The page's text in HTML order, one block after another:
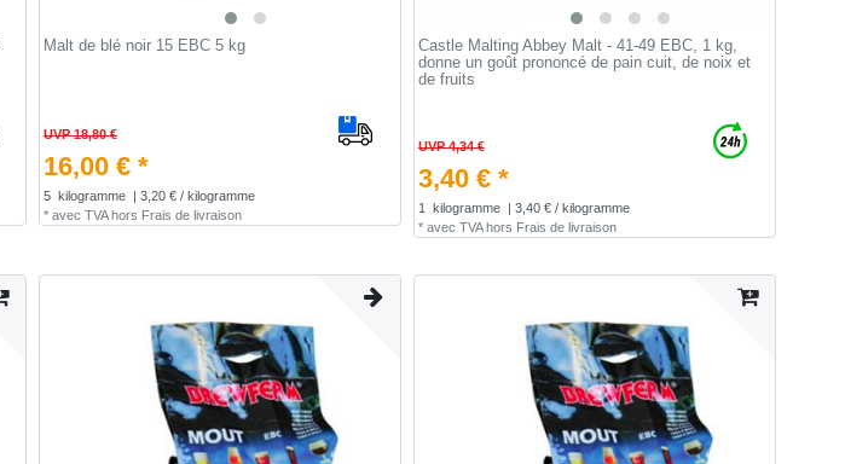
Malt de blé noir 15 EBC 5 kg
UVP 18,80 €
16,00 € *
5 kilogramme
| 3,20 € / kilogramme
* avec TVAhors Frais de livraison
Castle Malting Abbey Malt - 41-49 EBC, 1 kg,
donne un goût prononcé de pain cuit, de noix et
de fruits
UVP 4,34 €
3,40 € *
1 kilogramme
| 3,40 € / kilogramme
* avec TVAhors Frais de livraison